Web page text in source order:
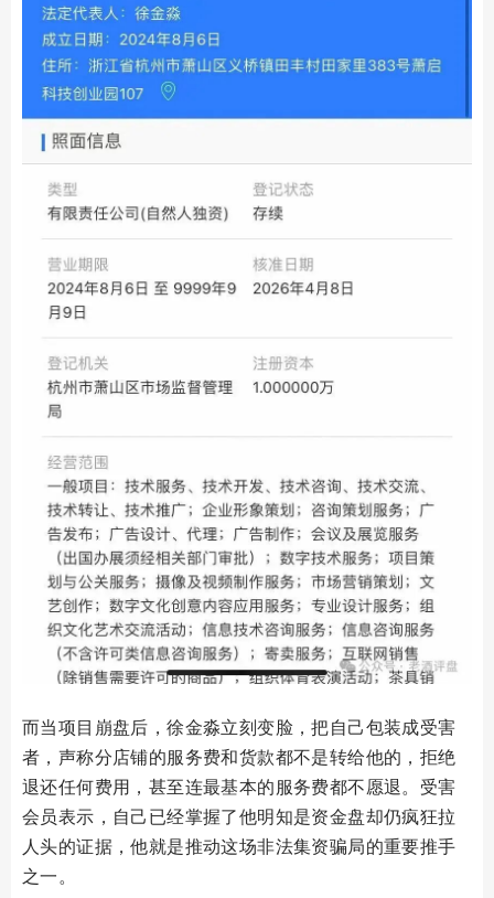
而当项目崩盘后，徐金淼立刻变脸，把自己包装成受害
者，声称分店铺的服务费和货款都不是转给他的，拒绝
退还任何费用，甚至连最基本的服务费都不愿退。受害
会员表示，自己已经掌握了他明知是资金盘却仍疯狂拉
人头的证据，他就是推动这场非法集资骗局的重要推手
之一。